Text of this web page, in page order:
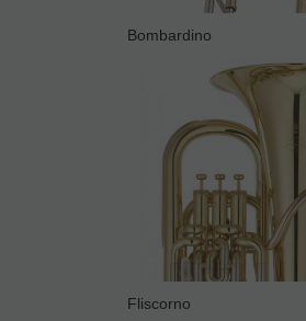
Bombardino
Fliscorno